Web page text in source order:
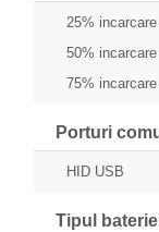
25%
50%
75%
Porturi
HID USB
Tipul